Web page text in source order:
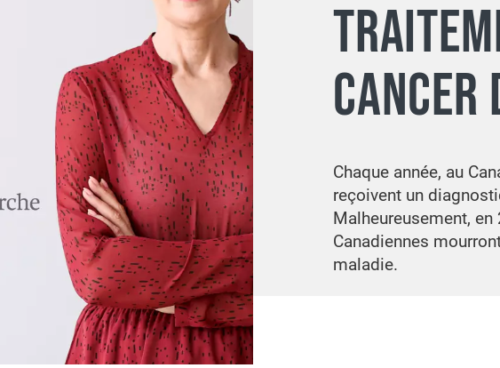
CANCER
Chaque année, au
reçoivent un
Malheureusement,
Canadiennes
maladie.